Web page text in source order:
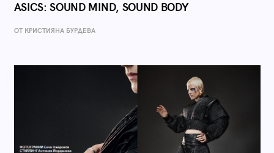
ASICS: SOUND MIND, SOUND BODY
ОТ КРИСТИЯНА БУРДЕВА